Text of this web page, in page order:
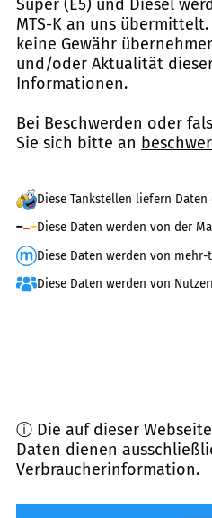
Super (E5) und Diesel
MTS-K an uns
keine Gewähr
und/oder Aktualität
Informationen.
Bei Beschwerden oder
Sie sich bitte an
Diese Tankstellen liefern
Diese Daten werden von der
Diese Daten werden von
Diese Daten werden von
ⓘ Die auf dieser
Daten dienen
Verbraucherinformation.